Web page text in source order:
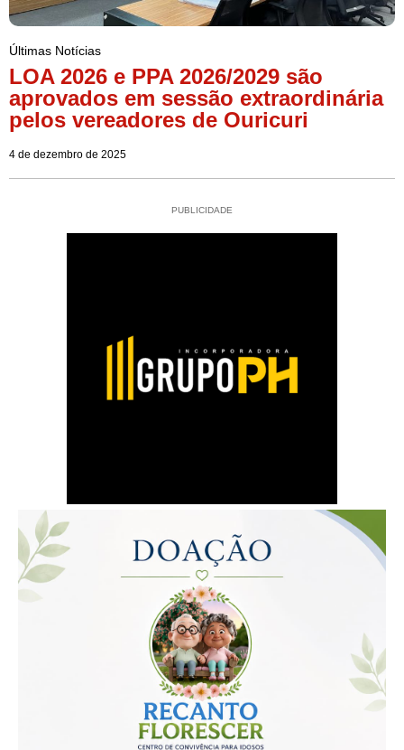
Últimas Notícias
LOA 2026 e PPA 2026/2029 são
aprovados em sessão extraordinária
pelos vereadores de Ouricuri
4 de dezembro de 2025
PUBLICIDADE